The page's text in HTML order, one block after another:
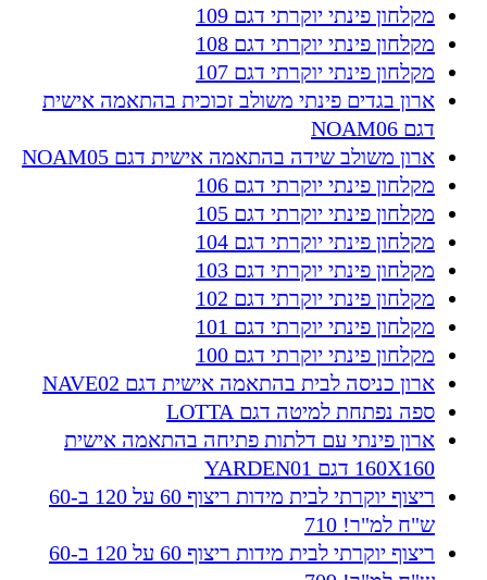
מקלחון פינתי יוקרתי דגם 109
מקלחון פינתי יוקרתי דגם 108
מקלחון פינתי יוקרתי דגם 107
ארון בגדים פינתי משולב זכוכית בהתאמה אישית
דגם NOAM06
ארון משולב שידה בהתאמה אישית דגם NOAM05
מקלחון פינתי יוקרתי דגם 106
מקלחון פינתי יוקרתי דגם 105
מקלחון פינתי יוקרתי דגם 104
מקלחון פינתי יוקרתי דגם 103
מקלחון פינתי יוקרתי דגם 102
מקלחון פינתי יוקרתי דגם 101
מקלחון פינתי יוקרתי דגם 100
ארון כניסה לבית בהתאמה אישית דגם NAVE02
ספה נפתחת למיטה דגם LOTTA
ארון פינתי עם דלתות פתיחה בהתאמה אישית
160X160 דגם YARDEN01
ריצוף יוקרתי לבית מידות ריצוף 60 על 120 ב-60
ש"ח למ"ר! 710
ריצוף יוקרתי לבית מידות ריצוף 60 על 120 ב-60